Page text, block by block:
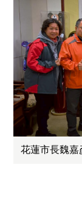
花蓮市長魏嘉